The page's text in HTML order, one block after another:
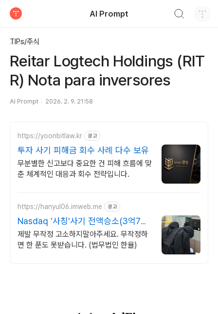
AI Prompt
TIPs/주식
Reitar Logtech Holdings (RIT
R) Nota para inversores
AI Prompt 2026. 2. 9. 21:58
https://yoonbitlaw.kr 광고
투자 사기 피해금 회수 사례 다수 보유
무분별한 신고보다 중요한 건 피해 흐름에 맞
춘 체계적인 대응과 회수 전략입니다.
https://hanyul06.imweb.me 광고
Nasdaq '사칭'사기 전액승소(3억7천)
사례보유
제발 무작정 고소하지말아주세요. 무작정하
면 한 푼도 못받습니다. (법무법인 한율)